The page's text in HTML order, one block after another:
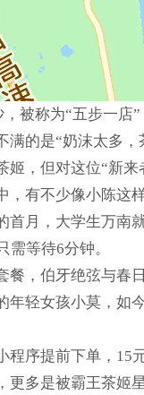
被称为“五步一店”
满的是“奶沫太多
姬，但对这位“新来
，有不少像小陈这
首月，大学生万南
需等待6分钟。
餐，伯牙绝弦与春
年轻女孩小莫，如
程序提前下单，15
更多是被霸王茶姬